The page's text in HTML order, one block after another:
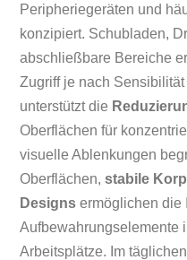
Peripheriegeräten und
konzipiert. Schubladen,
abschließbare Bereiche
Zugriff je nach
unterstützt die
Oberflächen für
visuelle Ablenkungen
Oberflächen,stabile
Designs ermöglichen die
Aufbewahrungselemente
Arbeitsplätze. Im